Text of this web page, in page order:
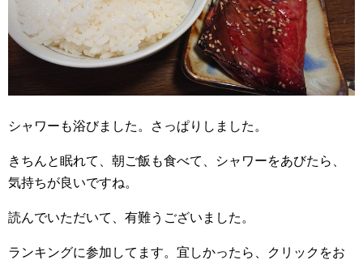
シャワーも浴びました。さっぱりしました。
きちんと眠れて、朝ご飯も食べて、シャワーをあびたら、
気持ちが良いですね。
読んでいただいて、有難うございました。
ランキングに参加してます。宜しかったら、クリックをお